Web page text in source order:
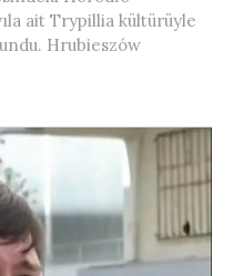
ait Trypillia kültürüyle
Hrubieszów